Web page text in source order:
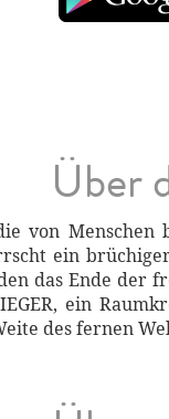
Über
von
ein
das Ende der
ein
des fernen